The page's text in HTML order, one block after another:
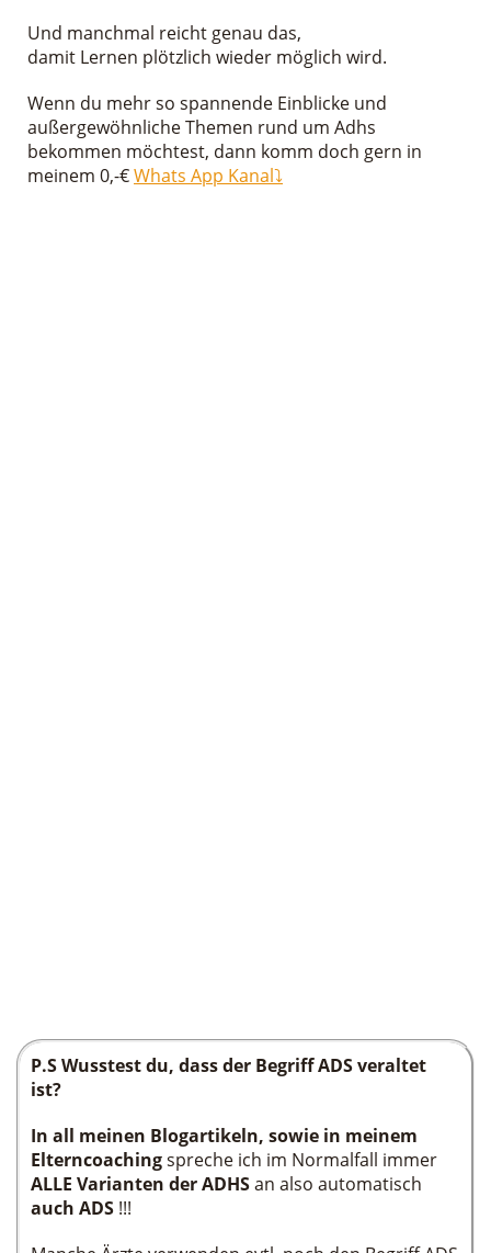
Und manchmal reicht genau das,
damit Lernen plötzlich wieder möglich wird.
Wenn du mehr so spannende Einblicke und
außergewöhnliche Themen rund um Adhs
bekommen möchtest, dann komm doch gern in
meinem 0,-€Whats App Kanal⤵️
P.S Wusstest du, dass der Begriff ADS veraltet
ist?
In all meinen Blogartikeln, sowie in meinem
Elterncoachingspreche ich im Normalfall immer
ALLE Varianten der ADHSan also automatisch
auch ADS !!!